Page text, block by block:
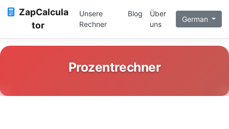
ZapCalcula
tor
Unsere
Rechner
Blog
Über
uns
German
Prozentrechner